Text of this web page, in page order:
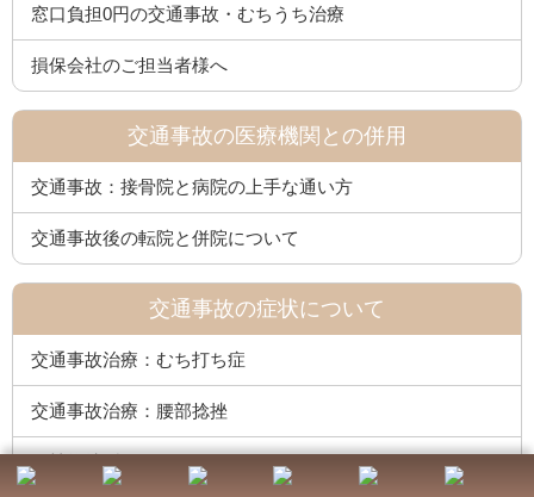
窓口負担0円の交通事故・むちうち治療
損保会社のご担当者様へ
交通事故の医療機関との併用
交通事故：接骨院と病院の上手な通い方
交通事故後の転院と併院について
交通事故の症状について
交通事故治療：むち打ち症
交通事故治療：腰部捻挫
頸椎捻挫型